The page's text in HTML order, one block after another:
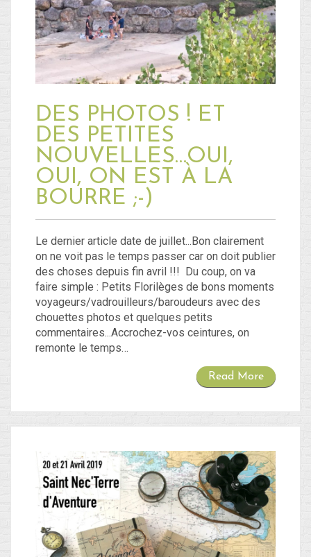
Blog
Non classé
Connexion
Flux des publications
Flux des commentaires
Site de WordPress-FR
DES PHOTOS ! ET
DES PETITES
NOUVELLES…OUI,
OUI, ON EST À LA
BOURRE ;-)
Le dernier article date de juillet...Bon clairement
on ne voit pas le temps passer car on doit publier
des choses depuis fin avril !!! Du coup, on va
faire simple : Petits Florilèges de bons moments
voyageurs/vadrouilleurs/baroudeurs avec des
chouettes photos et quelques petits
commentaires...Accrochez-vos ceintures, on
remonte le temps…
Read More